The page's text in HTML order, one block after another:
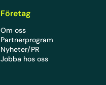
Företag
Om oss
Partnerprogram
Nyheter/PR
Jobba hos oss